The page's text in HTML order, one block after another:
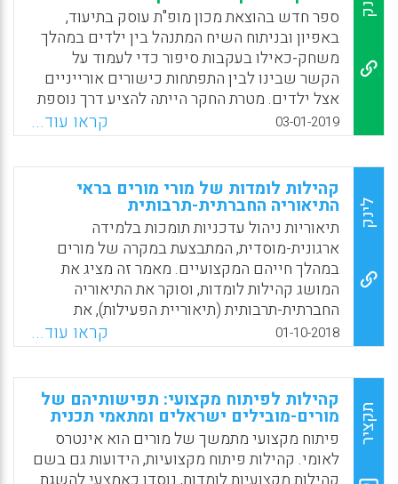
WhatsApp
Facebook
Email
X
ספר חדש בהוצאת מכון מופ"ת עוסק בתיעוד,
באפיון ובניתוח השיח המתנהל בין ילדים במהלך
משחק-כאילו בעקבות סיפור כדי לעמוד על
הקשר שבינו לבין התפתחות כישורים אורייניים
אצל ילדים. מטרת החקר הייתה להציע דרך נוספת
לטיפוח האוריינות בגיל הרך, כזו המתחשבת
בצרכים ההתפתחותיים של ילדים והמציבה את
המשחק ואת השיח שלהם במרכז. בספר מתוארים
תהליכי למידה בלתי פורמלית במסגרת שיח של
ילדים בגן ובכיתות א'-ב', הפועלים בשיתוף, ללא
התערבות מבוגר. הספר מדגיש את סוגיית
ההקשבה הפעילה לשיח ילדים בעת משחקם
מתוך רצון ללמוד מהם על עולמם וכן ללמוד
מילדים על ילדים.
WhatsApp
Facebook
Email
X
03-01-2019 קראו עוד...
לינק
קהילות לומדות של מורי מורים בראי
התיאוריה החברתית-תרבותית
תיאוריות ניהול עדכניות תומכות בלמידה
ארגונית-מוסדית, המתבצעת במקרה של מורים
במהלך חייהם המקצועיים. מאמר זה מציג את
המושג קהילות לומדות, וסוקר את התיאוריה
החברתית-תרבותית (תיאוריית הפעילות), את
החוקרים המובילים בתחום הקהילות הלומדות.
זאת, תוך התמקדות בחוקרים עכשיוויים,
המשתמשים בתיאוריה החברתית-תרבותית כדי
לבחון קהילות לומדות של מורי מורים המקיימות
מפגשים פנים אל פנים או מפגשים וירטואליים.
WhatsApp
Facebook
Email
X
01-10-2018 קראו עוד...
תקציר
קהילות לפיתוח מקצועי: תפישותיהם של
מורים-מובילים ישראלים ומתאמי תכנית
פיתוח מקצועי מתמשך של מורים הוא אינטרס
לאומי. קהילות פיתוח מקצועיות, הידועות גם בשם